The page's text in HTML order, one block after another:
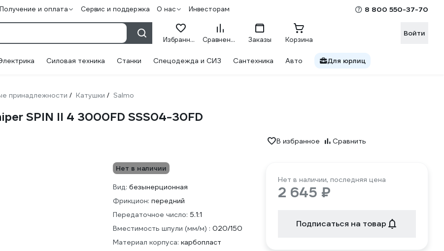
Получение и оплата Сервис и поддержка О нас Инвесторам 8 800 550-37-70
Избранное Сравнение Заказы Корзина
Войти
Силовая техника Станки Спецодежда и СИЗ Сантехника Авто Для юрлиц
принадлежности / Катушки / Salmo
SPIN II 4 3000FD SSS04-30FD
В избранное Сравнить
Нет в наличии
Вид: безынерционная
Фрикцион: передний
Передаточное число: 5.1:1
Вместимость шпули (мм/м) : 020/150
Материал корпуса: карбопласт
Нет в наличии, последняя цена
2 645 ₽
Подписаться на товар